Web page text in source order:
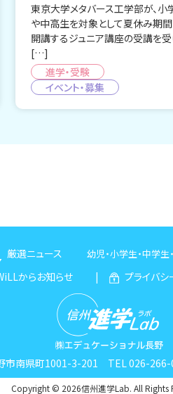
東京大学メタバース工学部が、小
や中高生を対象として夏休み期
開講するジュニア講座の受講を
[…]
進学・受験
イベント・募集
厳選ニュース 幼児・小学生・中学生・
からお知らせ プライバシ
市南県町1001-3-201 TEL 026-
Copyright © 2026信州進学Lab. All Rights